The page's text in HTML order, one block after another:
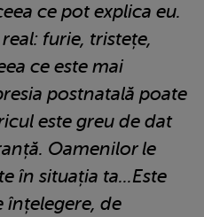
ce pot explica eu.
furie, tristețe,
ce este mai
postnatală poate
este greu de dat
Oamenilor le
în situația ta...Este
înțelegere, de